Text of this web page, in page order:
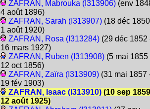
ZAFRAN, Mabrouka (I313906)(env
4 août 1896)
ZAFRAN, Sarah (I313907)(18 déc
1 août 1920)
ZAFRAN, Rosa (I313284)(29 déc 1852
16 mars 1927)
ZAFRAN, Ruben (I313908)(5 mai 1855
12 oct 1856)
ZAFRAN, Zaïra (I313909)(31 mai 1857
19 fév 1903)
ZAFRAN, Isaac (I313910)(10 sep
12 août 1925)